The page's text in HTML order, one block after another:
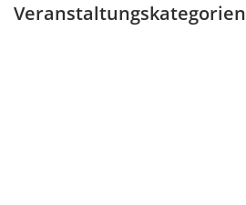
Veranstaltungskategorien